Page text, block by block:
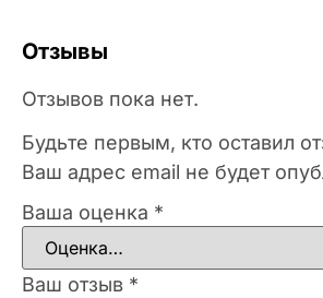
Отзывы
Отзывов пока нет.
Будьте первым, кто оставил
Ваш адрес email не будет
Ваша оценка *
Ваш отзыв *